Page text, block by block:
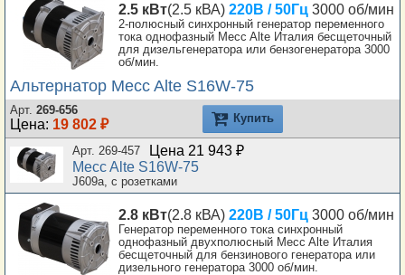
2.5 кВт(2.5 кВА) 220В / 50Гц 3000 об/мин
2-полюсный синхронный генератор переменного
тока однофазный Mecc Alte Италия бесщеточный
для дизельгенератора или бензогенератора 3000
об/мин.
Альтернатор Mecc Alte S16W-75
Арт. 269-656
Цена: 19 802 ₽ Купить
Арт. 269-457
Цена 21 943 ₽
Mecc Alte S16W-75
J609a, с розетками
2.8 кВт(2.8 кВА) 220В / 50Гц 3000 об/мин
Генератор переменного тока синхронный
однофазный двухполюсный Mecc Alte Италия
бесщеточный для бензинового генератора или
дизельного генератора 3000 об/мин.